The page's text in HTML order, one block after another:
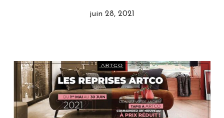
juin 28, 2021